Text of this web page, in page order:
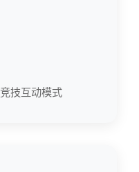
技互动模式